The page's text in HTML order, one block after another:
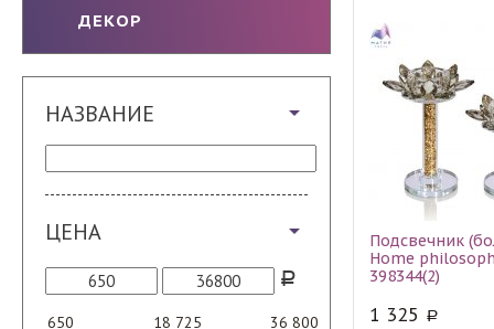
ДЕКОР
НАЗВАНИЕ
ЦЕНА
650 18 725 36 800
Подсвечник
Home
398344(2)
1 325